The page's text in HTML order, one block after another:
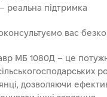
реальна підтримка
вас
МБ 1080Д – це
дозволяючи